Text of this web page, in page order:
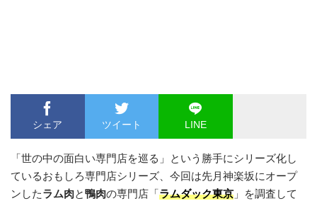
シェア ツイート LINE
「世の中の面白い専門店を巡る」という勝手にシリーズ化し
ているおもしろ専門店シリーズ、今回は先月神楽坂にオープ
ンしたラム肉と鴨肉の専門店「ラムダック東京 」を調査して